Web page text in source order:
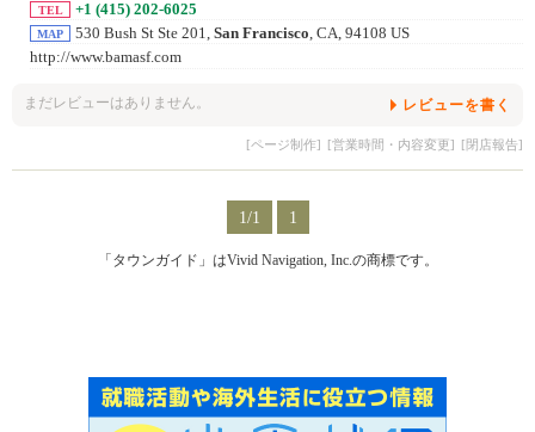
TEL +1 (415) 202-6025
MAP 530 Bush St Ste 201, San Francisco, CA, 94108 US
http://www.bamasf.com
まだレビューはありません。 レビューを書く
[ページ制作] [営業時間・内容変更] [閉店報告]
1/1 1
「タウンガイド」はVivid Navigation, Inc.の商標です。